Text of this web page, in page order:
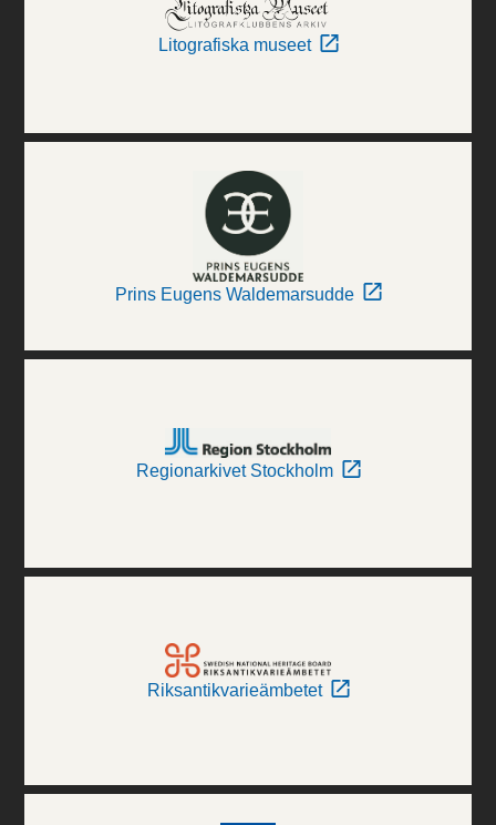
Litografiska museet
Prins Eugens Waldemarsudde
Regionarkivet Stockholm
Riksantikvarieämbetet